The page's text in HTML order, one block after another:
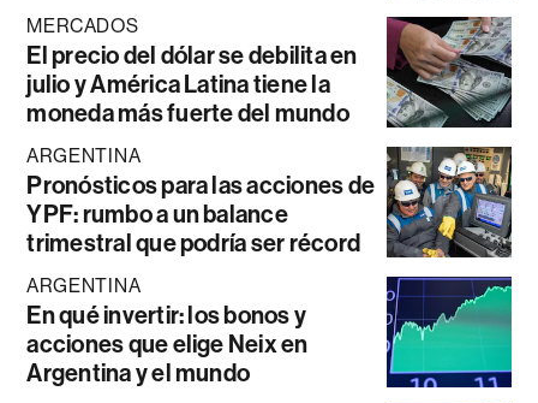
MERCADOS
El precio del dólar se debilita en
julio y América Latina tiene la
moneda más fuerte del mundo
ARGENTINA
Pronósticos para las acciones de
YPF: rumbo a un balance
trimestral que podría ser récord
ARGENTINA
En qué invertir: los bonos y
acciones que elige Neix en
Argentina y el mundo